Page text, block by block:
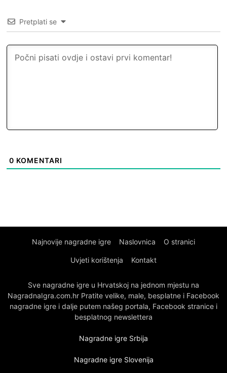
Pretplati se
0 KOMENTARI
Najnovije nagradne igre Naslovnica O stranici
Uvjeti korištenja Kontakt
Sve nagradne igre u Hrvatskoj na jednom mjestu na
NagradnaIgra.com.hr Pratite velike, male, besplatne i Facebook
nagradne igre i dalje putem našeg portala, Facebook stranice i
besplatnog newslettera
Nagradne igre Srbija
Nagradne igre Slovenija